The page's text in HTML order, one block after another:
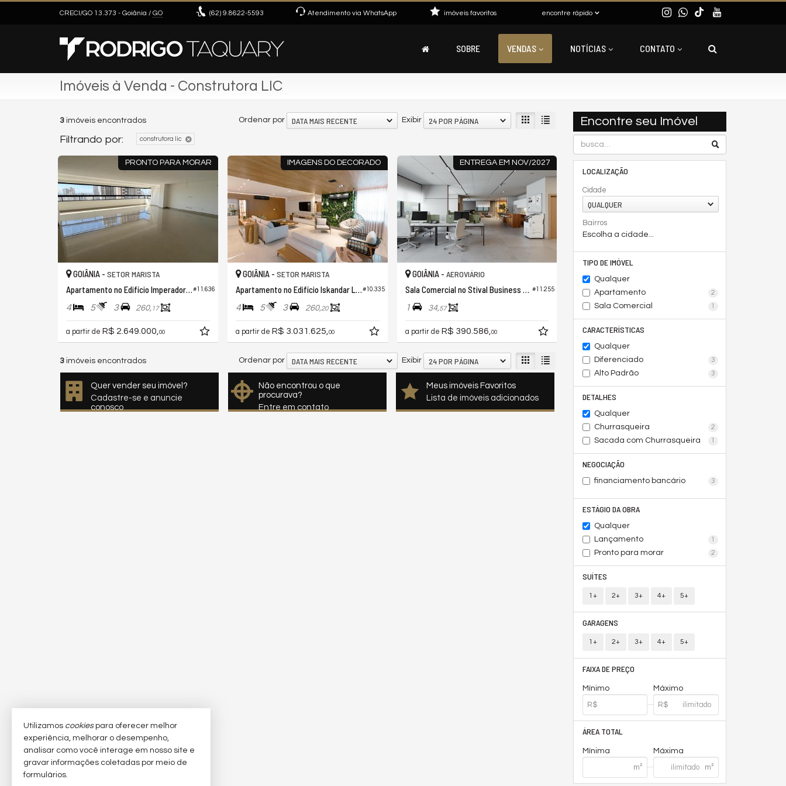
CRECI/GO 13.373 - Goiânia / GO (62) 9.8622-5593 Atendimento via WhatsApp encontre rápido
imóveis favoritos
SOBRE VENDAS NOTÍCIAS CONTATO
Imóveis à Venda - Construtora LIC
Encontre seu Imóvel
LOCALIZAÇÃO
Cidade
QUALQUER
Bairros
Escolha a cidade...
TIPO DE IMÓVEL
Qualquer
Apartamento
2
Sala Comercial 1
CARACTERÍSTICAS
Qualquer
Diferenciado
3
Alto Padrão 3
DETALHES
Qualquer
Churrasqueira
2
Sacada com Churrasqueira 1
NEGOCIAÇÃO
financiamento bancário 3
ESTÁGIO DA OBRA
Qualquer
Lançamento
1
Pronto para morar 2
SUÍTES
1+ 2+ 3+ 4+ 5+
GARAGENS
1+ 2+ 3+ 4+ 5+
FAIXA DE PREÇO
Mínimo Máximo
ÁREA TOTAL
Mínima Máxima
3 imóveis encontrados Exibir 24 POR PÁGINA
Ordenar por DATA MAIS RECENTE
Filtrando por: construtora lic
PRONTO PARA MORAR
#11.636
GOIÂNIA - SETOR MARISTA
Apartamento no Edifício Imperador Iskandar Lourenzzo
4 5 3 260, 17
a partir de R$ 2.649.000, 00
IMAGENS DO DECORADO
#10.335
GOIÂNIA - SETOR MARISTA
Apartamento no Edifício Iskandar Lourenzzo
4 5 3 260,20
a partir de R$ 3.031.625, 00
ENTREGA EM NOV/2027
#11.255
GOIÂNIA - AEROVIÁRIO
Sala Comercial no Stival Business Lourenzzo - Comercial
1 34,57
a partir de R$ 390.586, 00
3 imóveis encontrados Exibir 24 POR PÁGINA
Ordenar por DATA MAIS RECENTE
Quer vender seu imóvel?
Cadastre-se e anuncie
conosco
Não encontrou o que
procurava?
Entre em contato
Meus imóveis Favoritos
Lista de imóveis adicionados
Utilizamos cookiespara oferecer melhor
experiência, melhorar o desempenho,
analisar como você interage em nosso site e
gravar informações coletadas por meio de
formulários.